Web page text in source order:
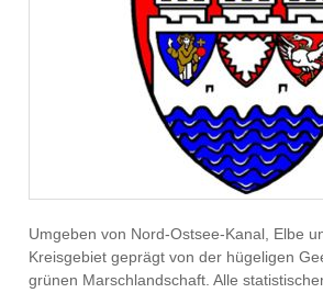
Umgeben von Nord-Ostsee-Kanal, Elbe
Kreisgebiet geprägt von der hügeligen
grünen Marschlandschaft. Alle